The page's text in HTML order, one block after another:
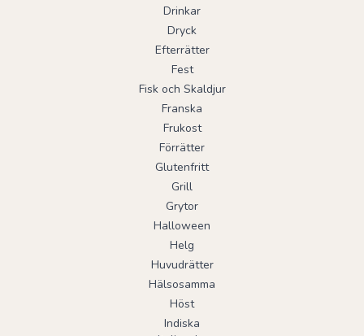
Drinkar
Dryck
Efterrätter
Fest
Fisk och Skaldjur
Franska
Frukost
Förrätter
Glutenfritt
Grill
Grytor
Halloween
Helg
Huvudrätter
Hälsosamma
Höst
Indiska